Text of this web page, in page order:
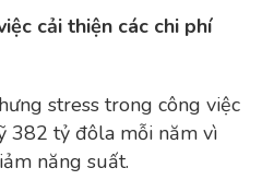
cải thiện các chi phí
stress trong công việc
382 tỷ đôla mỗi năm vì
năng suất.